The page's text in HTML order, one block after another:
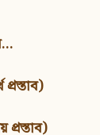
প্রস্তাব)